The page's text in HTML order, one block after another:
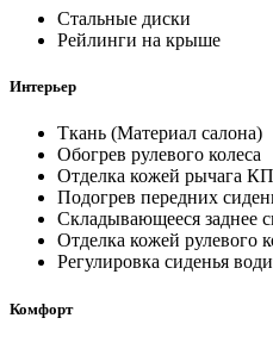
Стальные диски
Рейлинги на крыше
Интерьер
Ткань (Материал салона)
Обогрев рулевого колеса
Отделка кожей рычага
Подогрев передних
Складывающееся заднее
Отделка кожей рулевого
Регулировка сиденья
Комфорт